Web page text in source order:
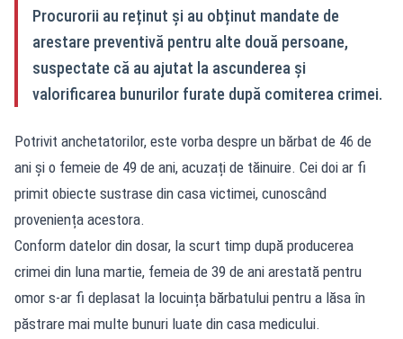
Procurorii au reținut și au obținut mandate de
arestare preventivă pentru alte două persoane,
suspectate că au ajutat la ascunderea și
valorificarea bunurilor furate după comiterea crimei.
Potrivit anchetatorilor, este vorba despre un bărbat de 46 de
ani și o femeie de 49 de ani, acuzați de tăinuire. Cei doi ar fi
primit obiecte sustrase din casa victimei, cunoscând
proveniența acestora.
Conform datelor din dosar, la scurt timp după producerea
crimei din luna martie, femeia de 39 de ani arestată pentru
omor s-ar fi deplasat la locuința bărbatului pentru a lăsa în
păstrare mai multe bunuri luate din casa medicului.